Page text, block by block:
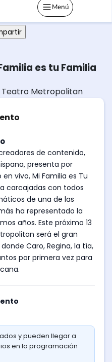
Menú
es tu Familia
Teatro Metropolitan
de contenido,
presenta por
vivo, Mi Familia es Tu
carcajadas con todos
de una de las
ha representado la
años. Este próximo 13
será el gran
Caro, Regina, la tía,
por primera vez para
y pueden llegar a
en la programación